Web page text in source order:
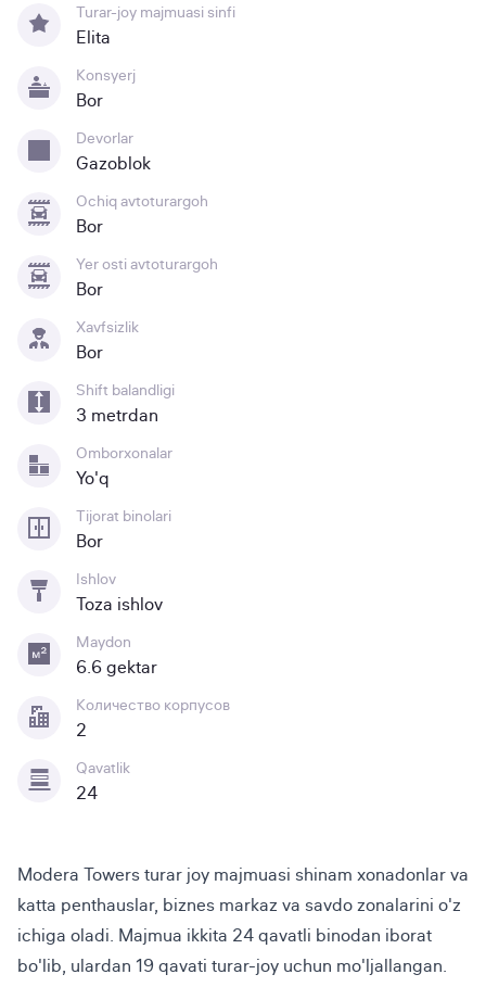
Turar-joy majmuasi sinfi
Elita
Konsyerj
Bor
Devorlar
Gazoblok
Ochiq avtoturargoh
Bor
Yer osti avtoturargoh
Bor
Xavfsizlik
Bor
Shift balandligi
3 metrdan
Omborxonalar
Yo'q
Tijorat binolari
Bor
Ishlov
Toza ishlov
Maydon
6.6 gektar
Количество корпусов
2
Qavatlik
24
Modera Towers turar joy majmuasi shinam xonadonlar va
katta penthauslar, biznes markaz va savdo zonalarini o'z
ichiga oladi. Majmua ikkita 24 qavatli binodan iborat
bo'lib, ulardan 19 qavati turar-joy uchun mo'ljallangan.